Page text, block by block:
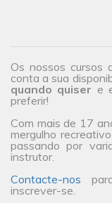
Os nossos cursos
conta a sua
quando quiser e
preferir!
Com mais de 17
mergulho
passando por
instrutor.
Contacte-nos
inscrever-se.